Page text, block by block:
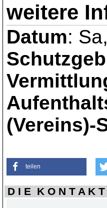
weitere
Datum:
(Vereins)-
teilen
D I E K O N T A K